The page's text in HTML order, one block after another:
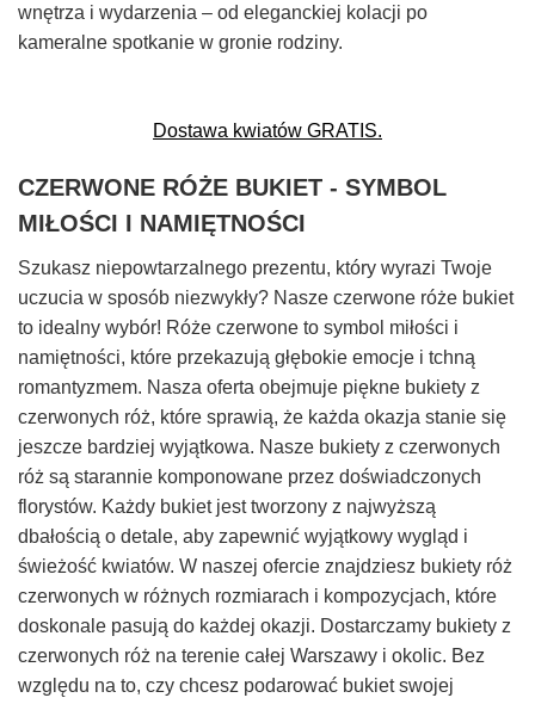
wnętrza i wydarzenia – od eleganckiej kolacji po
kameralne spotkanie w gronie rodziny.
Dostawa kwiatów GRATIS.
CZERWONE RÓŻE BUKIET - SYMBOL
MIŁOŚCI I NAMIĘTNOŚCI
Szukasz niepowtarzalnego prezentu, który wyrazi Twoje
uczucia w sposób niezwykły? Nasze czerwone róże bukiet
to idealny wybór! Róże czerwone to symbol miłości i
namiętności, które przekazują głębokie emocje i tchną
romantyzmem. Nasza oferta obejmuje piękne bukiety z
czerwonych róż, które sprawią, że każda okazja stanie się
jeszcze bardziej wyjątkowa. Nasze bukiety z czerwonych
róż są starannie komponowane przez doświadczonych
florystów. Każdy bukiet jest tworzony z najwyższą
dbałością o detale, aby zapewnić wyjątkowy wygląd i
świeżość kwiatów. W naszej ofercie znajdziesz bukiety róż
czerwonych w różnych rozmiarach i kompozycjach, które
doskonale pasują do każdej okazji. Dostarczamy bukiety z
czerwonych róż na terenie całej Warszawy i okolic. Bez
względu na to, czy chcesz podarować bukiet swojej